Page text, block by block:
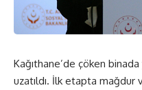
Kağıthane’de çöken
uzatıldı. İlk etapta mağdur